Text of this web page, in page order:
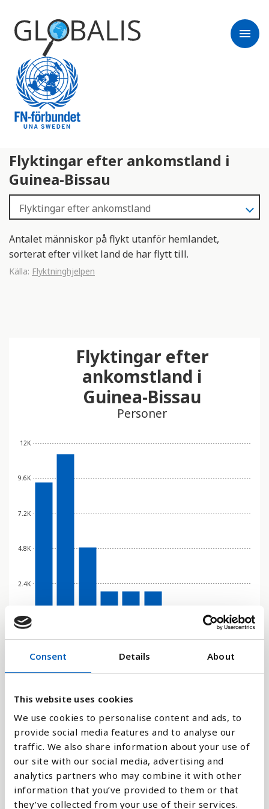
Consent Details About
This website uses cookies
We use cookies to personalise content and ads, to
provide social media features and to analyse our
traffic. We also share information about your use of
our site with our social media, advertising and
analytics partners who may combine it with other
information that you’ve provided to them or that
they’ve collected from your use of their services.
menu
Flyktingar efter ankomstland i
Guinea-Bissau
Antalet människor på flykt utanför hemlandet,
sorterat efter vilket land de har flytt till.
Källa: Flyktninghjelpen
0
2.4K
4.8K
7.2K
9.6K
12K
2023 2024 2025
Flyktingar efter
ankomstland i
Guinea-Bissau
Personer
Stapeldiagram
Linje
Platt
Jämför med: